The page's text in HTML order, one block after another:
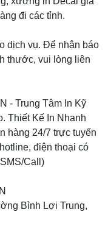
đi các tỉnh.
dịch vụ. Để nhận báo
thước, vui lòng liên
- Trung Tâm In Kỹ
Thiết Kế In Nhanh
hàng 24/7 trực tuyến
điện thoại có
Call)
Bình Lợi Trung,